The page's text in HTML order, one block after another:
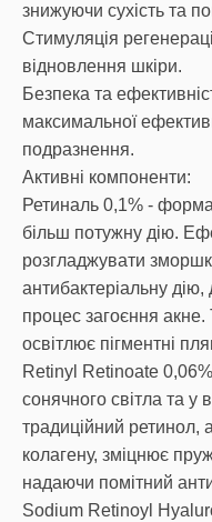
знижуючи сухість та
Стимуляція
відновлення шкіри.
Безпека та
максимальної
подразнення.
Активні компоненти:
Ретиналь 0,1% -
більш потужну дію.
розгладжувати
антибактеріальну
процес загоєння акне.
освітлює пігментні
Retinyl Retinoate
сонячного світла та у
традиційний ретинол,
колагену, зміцнює
надаючи помітний
Sodium Retinoyl